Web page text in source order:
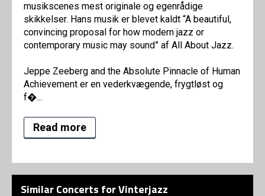
musikscenes mest originale og egenrådige
skikkelser. Hans musik er blevet kaldt “A beautiful,
convincing proposal for how modern jazz or
contemporary music may sound” af All About Jazz.
Jeppe Zeeberg and the Absolute Pinnacle of Human
Achievement er en vederkvægende, frygtløst og
f�...
Read more
Similar Concerts for Vinterjazz